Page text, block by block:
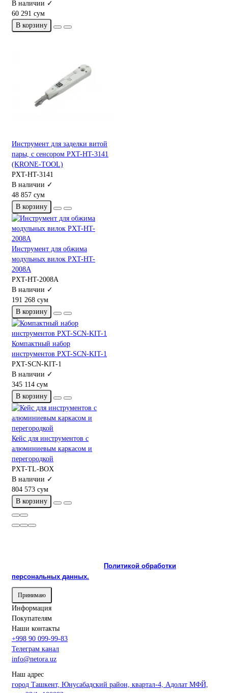
В наличии ✓
60 291 сум
В корзину
Инструмент для заделки витой
пары, с сенсором PXT-HT-3141
(KRONE-TOOL)
PXT-HT-3141
В наличии ✓
48 857 сум
В корзину
Инструмент для обжима
модульных вилок PXT-HT-
2008A
PXT-HT-2008A
В наличии ✓
191 268 сум
В корзину
Компактный набор
инструментов PXT-SCN-KIT-1
PXT-SCN-KIT-1
В наличии ✓
345 114 сум
В корзину
Кейс для инструментов с
алюминиевым каркасом и
перегородкой
PXT-TL-BOX
В наличии ✓
804 573 сум
В корзину
Политикой обработки
персональных данных.
Принимаю
Информация
Покупателям
Наши контакты
+998 90 099-99-83
Телеграм канал
info@netora.uz
Наш адрес
город Ташкент, Юнусабадский район, квартал-4, Адолат МФЙ,